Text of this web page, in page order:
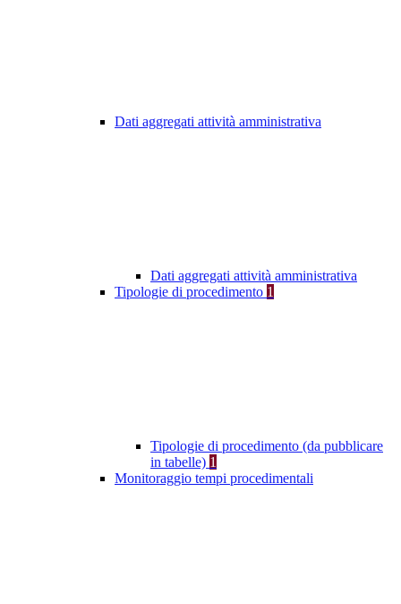
Dati aggregati attività amministrativa
Dati aggregati attività amministrativa
Tipologie di procedimento 1
Tipologie di procedimento (da pubblicare
in tabelle) 1
Monitoraggio tempi procedimentali